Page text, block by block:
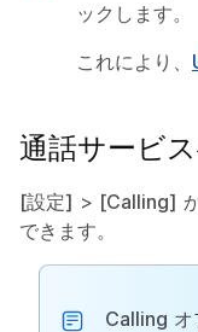
ックします。
これにより、
通話サービ
[設定] > [Calling]
できます。
Calling